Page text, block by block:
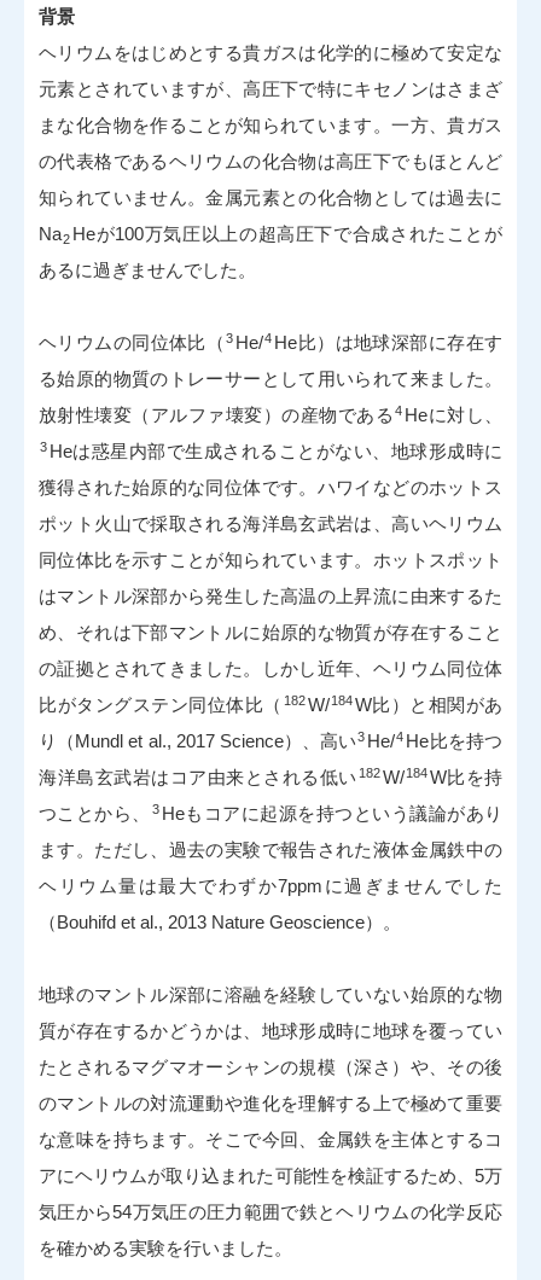
背景
ヘリウムをはじめとする貴ガスは化学的に極めて安定な
元素とされていますが、高圧下で特にキセノンはさまざ
まな化合物を作ることが知られています。一方、貴ガス
の代表格であるヘリウムの化合物は高圧下でもほとんど
知られていません。金属元素との化合物としては過去に
Na2 Heが100万気圧以上の超高圧下で合成されたことが
あるに過ぎませんでした。
ヘリウムの同位体比（ 3 He/4 He比）は地球深部に存在す
る始原的物質のトレーサーとして用いられて来ました。
放射性壊変（アルファ壊変）の産物である 4 Heに対し、
3 Heは惑星内部で生成されることがない、地球形成時に
獲得された始原的な同位体です。ハワイなどのホットス
ポット火山で採取される海洋島玄武岩は、高いヘリウム
同位体比を示すことが知られています。ホットスポット
はマントル深部から発生した高温の上昇流に由来するた
め、それは下部マントルに始原的な物質が存在すること
の証拠とされてきました。しかし近年、ヘリウム同位体
比がタングステン同位体比（ 182 W/ 184 W比）と相関があ
り（Mundl et al., 2017 Science）、高い 3 He/4 He比を持つ
海洋島玄武岩はコア由来とされる低い 182 W/ 184 W比を持
つことから、
3 Heもコアに起源を持つという議論があり
ます。ただし、過去の実験で報告された液体金属鉄中の
ヘリウム量は最大でわずか7ppmに過ぎませんでした
（Bouhifd et al., 2013 Nature Geoscience）。
地球のマントル深部に溶融を経験していない始原的な物
質が存在するかどうかは、地球形成時に地球を覆ってい
たとされるマグマオーシャンの規模（深さ）や、その後
のマントルの対流運動や進化を理解する上で極めて重要
な意味を持ちます。そこで今回、金属鉄を主体とするコ
アにヘリウムが取り込まれた可能性を検証するため、5万
気圧から54万気圧の圧力範囲で鉄とヘリウムの化学反応
を確かめる実験を行いました。